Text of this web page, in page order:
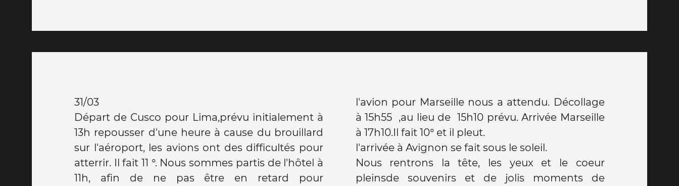
31/03
Départ de Cusco pour Lima,prévu initialement à
13h repousser d'une heure à cause du brouillard
sur l'aéroport, les avions ont des difficultés pour
atterrir. Il fait 11 °. Nous sommes partis de l'hôtel à
11h, afin de ne pas être en retard pour
l'avion pour Marseille nous a attendu. Décollage
à 15h55 ,au lieu de 15h10 prévu. Arrivée Marseille
à 17h10.Il fait 10° et il pleut.
l'arrivée à Avignon se fait sous le soleil.
Nous rentrons la tête, les yeux et le coeur
pleinsde souvenirs et de jolis moments de